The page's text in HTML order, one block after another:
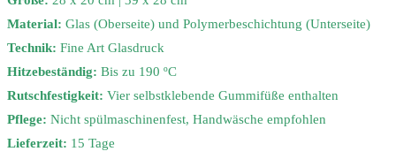
Material: Glas (Oberseite) und Polymerbeschichtung (Unterseite)
Technik: Fine Art Glasdruck
Hitzebeständig: Bis zu 190 ºC
Rutschfestigkeit: Vier selbstklebende Gummifüße enthalten
Pflege: Nicht spülmaschinenfest, Handwäsche empfohlen
Lieferzeit: 15 Tage